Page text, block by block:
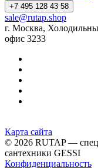
+7 495 128 43 58
sale@rutap.shop
г. Москва,
офис 3233
Карта сайта
© 2026 RUTAP —
сантехники GESSI
Конфиденциальность